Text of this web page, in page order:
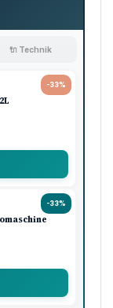
🔌 Technik
-33%
-33%